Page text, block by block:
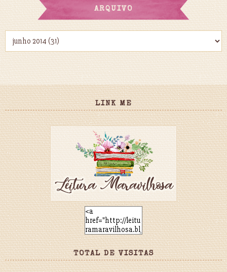
ARQUIVO
LINK ME
TOTAL DE VISITAS